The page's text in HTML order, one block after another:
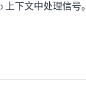
下文中处理信号。